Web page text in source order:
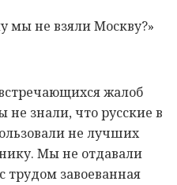
жалоб
не знали, что русские в
не лучших
Мы не отдавали
трудом завоеванная